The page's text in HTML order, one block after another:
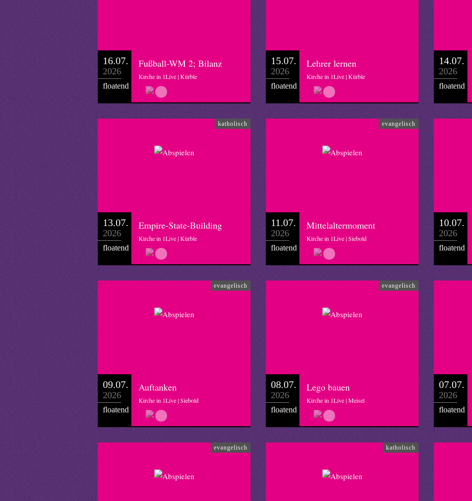
16.07.
2026
floatend
Fußball-WM 2; Bilanz
Kirche in 1Live | Kürble
15.07.
2026
floatend
Lehrer lernen
Kirche in 1Live | Kürble
14.07.
2026
floatend
katholisch
13.07.
2026
floatend
Empire-State-Building
Kirche in 1Live | Kürble
evangelisch
11.07.
2026
floatend
Mittelaltermoment
Kirche in 1Live | Siebold
10.07.
2026
floatend
evangelisch
09.07.
2026
floatend
Auftanken
Kirche in 1Live | Siebold
evangelisch
08.07.
2026
floatend
Lego bauen
Kirche in 1Live | Meisel
07.07.
2026
floatend
evangelisch katholisch